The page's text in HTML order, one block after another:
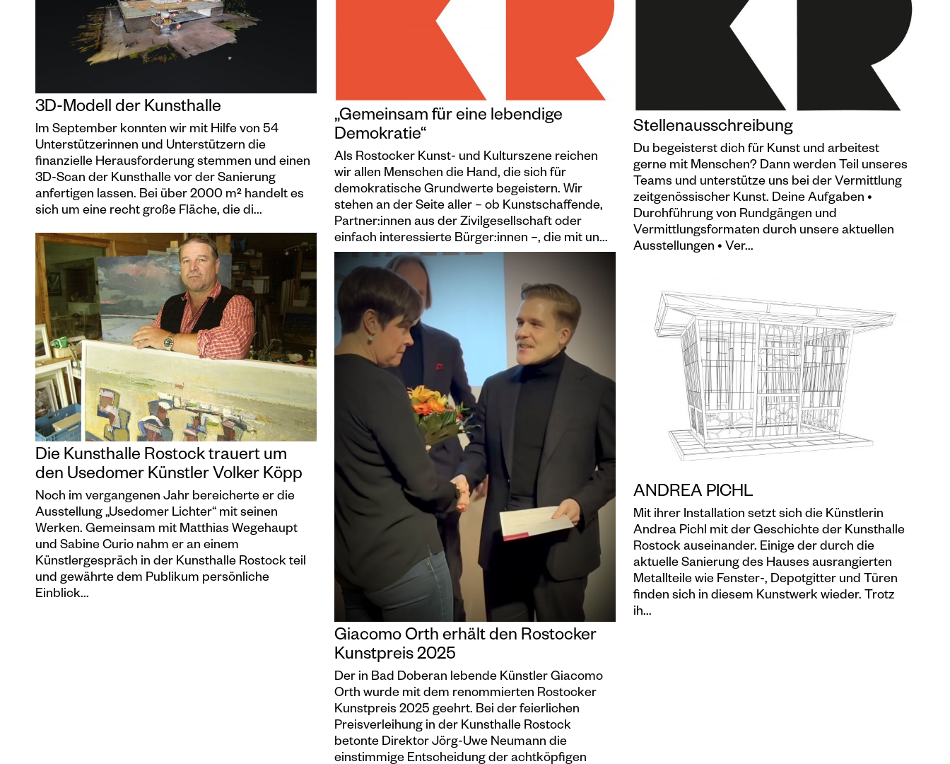
3D-Modell der Kunsthalle
Im September konnten wir mit Hilfe von 54
Unterstützerinnen und Unterstützern die
finanzielle Herausforderung stemmen und einen
3D-Scan der Kunsthalle vor der Sanierung
anfertigen lassen. Bei über 2000 m² handelt es
sich um eine recht große Fläche, die di...
„Gemeinsam für eine lebendige
Demokratie“
Als Rostocker Kunst- und Kulturszene reichen
wir allen Menschen die Hand, die sich für
demokratische Grundwerte begeistern. Wir
stehen an der Seite aller – ob Kunstschaffende,
Partner:innen aus der Zivilgesellschaft oder
einfach interessierte Bürger:innen –, die mit un...
Stellenausschreibung
Du begeisterst dich für Kunst und arbeitest
gerne mit Menschen? Dann werden Teil unseres
Teams und unterstütze uns bei der Vermittlung
zeitgenössischer Kunst. Deine Aufgaben •
Durchführung von Rundgängen und
Vermittlungsformaten durch unsere aktuellen
Ausstellungen • Ver...
Die Kunsthalle Rostock trauert um
den Usedomer Künstler Volker Köpp
Noch im vergangenen Jahr bereicherte er die
Ausstellung „Usedomer Lichter“ mit seinen
Werken. Gemeinsam mit Matthias Wegehaupt
und Sabine Curio nahm er an einem
Künstlergespräch in der Kunsthalle Rostock teil
und gewährte dem Publikum persönliche
Einblick...
Giacomo Orth erhält den Rostocker
Kunstpreis 2025
Der in Bad Doberan lebende Künstler Giacomo
Orth wurde mit dem renommierten Rostocker
Kunstpreis 2025 geehrt. Bei der feierlichen
Preisverleihung in der Kunsthalle Rostock
betonte Direktor Jörg-Uwe Neumann die
einstimmige Entscheidung der achtköpfigen
ANDREA PICHL
Mit ihrer Installation setzt sich die Künstlerin
Andrea Pichl mit der Geschichte der Kunsthalle
Rostock auseinander. Einige der durch die
aktuelle Sanierung des Hauses ausrangierten
Metallteile wie Fenster-, Depotgitter und Türen
finden sich in diesem Kunstwerk wieder. Trotz
ih...